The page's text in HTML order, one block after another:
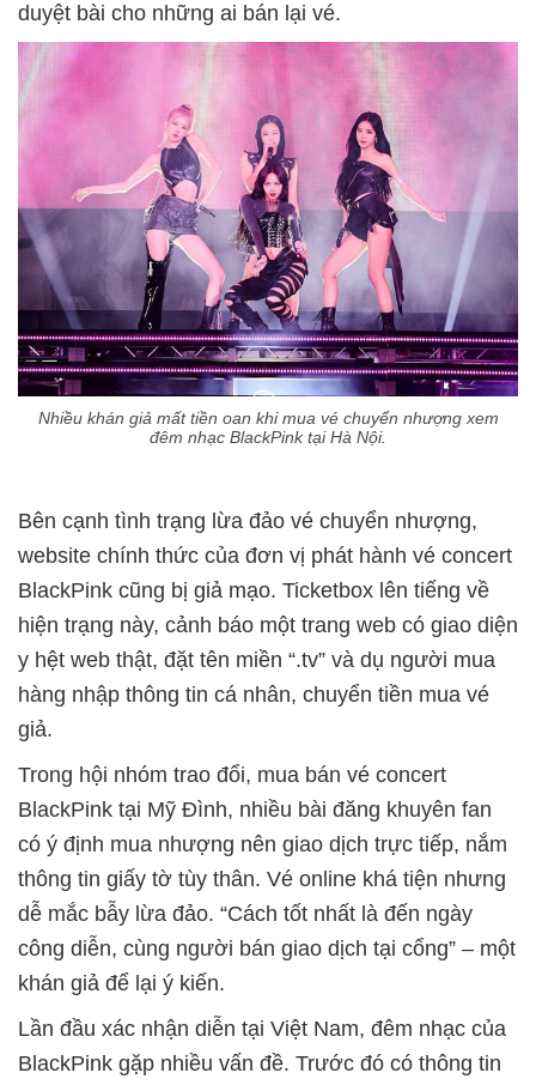
duyệt bài cho những ai bán lại vé.
Nhiều khán giả mất tiền oan khi mua vé chuyển nhượng xem
đêm nhạc BlackPink tại Hà Nội.
Bên cạnh tình trạng lừa đảo vé chuyển nhượng,
website chính thức của đơn vị phát hành vé concert
BlackPink cũng bị giả mạo. Ticketbox lên tiếng về
hiện trạng này, cảnh báo một trang web có giao diện
y hệt web thật, đặt tên miền “.tv” và dụ người mua
hàng nhập thông tin cá nhân, chuyển tiền mua vé
giả.
Trong hội nhóm trao đổi, mua bán vé concert
BlackPink tại Mỹ Đình, nhiều bài đăng khuyên fan
có ý định mua nhượng nên giao dịch trực tiếp, nắm
thông tin giấy tờ tùy thân. Vé online khá tiện nhưng
dễ mắc bẫy lừa đảo. “Cách tốt nhất là đến ngày
công diễn, cùng người bán giao dịch tại cổng” – một
khán giả để lại ý kiến.
Lần đầu xác nhận diễn tại Việt Nam, đêm nhạc của
BlackPink gặp nhiều vấn đề. Trước đó có thông tin